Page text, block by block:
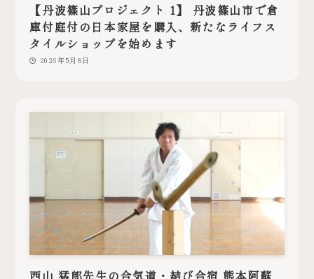
【丹波篠山プロジェクト 1】 丹波篠山市で倉
庫付庭付の日本家屋を購入、新たなライフス
タイルショップを始めます
2026年5月8日
西山 猛郎先生の合気道・結び合宿 熊本阿蘇